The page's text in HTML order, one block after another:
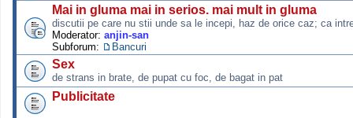
Mai in gluma mai in serios. mai mult in gluma
discutii pe care nu stii unde sa le incepi, haz de orice caz; ca
Moderator: anjin-san
Subforum:
Bancuri
Sex
de strans in brate, de pupat cu foc, de bagat in pat
Publicitate